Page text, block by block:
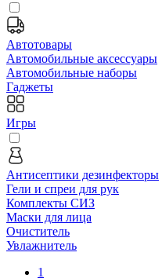
Автотовары
Автомобильные аксессуары
Автомобильные наборы
Гаджеты
Игры
Антисептики дезинфекторы
Гели и спреи для рук
Комплекты СИЗ
Маски для лица
Очиститель
Увлажнитель
1